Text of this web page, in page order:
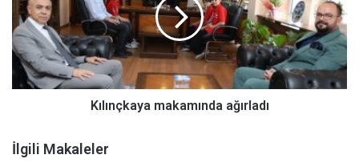
m
i
z
n
i
ç
k
a
y
a
k
Kılınçkaya makamında ağırladı
İlgili Makaleler